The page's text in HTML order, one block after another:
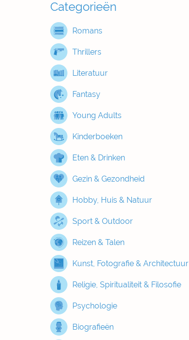
Categorieën
Romans
Thrillers
Literatuur
Fantasy
Young Adults
Kinderboeken
Eten & Drinken
Gezin & Gezondheid
Hobby, Huis & Natuur
Sport & Outdoor
Reizen & Talen
Kunst, Fotografie & Architectuur
Religie, Spiritualiteit & Filosofie
Psychologie
Biografieën